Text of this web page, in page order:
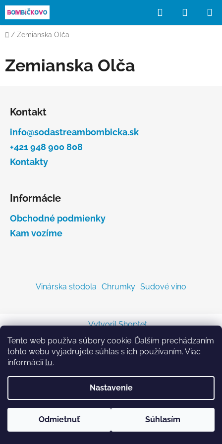
Tento web používa súbory cookie. Ďalším prechádzaním
tohto webu vyjadrujete súhlas s ich používaním. Viac
informáciítu.
Nastavenie
Odmietnuť Súhlasím
Prejsť
na
obsah
Hľadať
KOŠÍK
Domov
/ Zemianska Olča
Zemianska Olča
Kontakt
info@sodastreambombicka.sk
+421 948 900 808
Kontakty
Informácie
Obchodné podmienky
Kam vozíme
Vinárska stodola Chrumky Sudové víno
Vytvoril Shoptet
Copyright 2026
Sodastreambombicka.sk
. Všetky
práva vyhradené.